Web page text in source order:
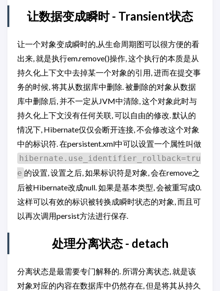
让数据变成瞬时 - Transient状态
让一个对象变成瞬时的,从生命周期图可以很方便的看
出来, 就是执行em.remove()操作, 这个执行的本质是从
持久化上下文中去掉某一个对象的引用, 进而在提交事
务的时候, 将其从数据库中删除. 被删除的对象从数据
库中删除后, 并不一定从JVM中清除, 这个对象此时与
持久化上下文没有任何关联, 可以自由的修改. 默认的
情况下, Hibernate仅仅会断开连接, 不会修改这个对象
中的标识符. 在persistent.xml中可以设置一个属性叫做
hibernate.use_identifier_rollback=tru
e 的设置, 设置之后, 如果标识符是对象, 会在remove之
后被Hibernate改成null. 如果是基本类型, 会被重写成0.
这样可以有效的标识被转换成瞬时状态的对象, 而且可
以再次调用persist方法进行保存.
处理分离状态 - detach
分离状态是最需要专门解释的. 所谓分离状态, 就是该
对象对应的内容在数据库中仍然存在, 但是将其从持久